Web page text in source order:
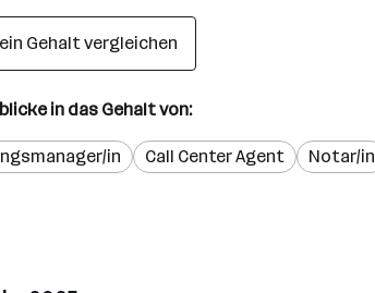
Gehalt vergleichen
in das Gehalt von:
in Call Center Agent Notar/in